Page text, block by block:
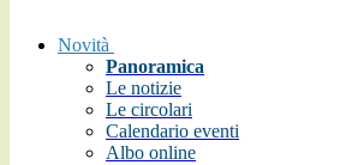
Novità
Panoramica
Le notizie
Le circolari
Calendario eventi
Albo online